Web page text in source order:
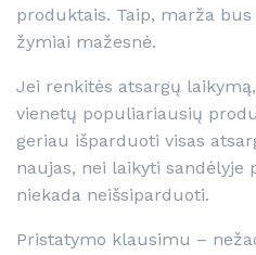
produktais. Taip, marža
žymiai mažesnė.
Jei renkitės atsargų
vienetų populiariausių
geriau išparduoti visas
naujas, nei laikyti sandėlyje
niekada neišsiparduoti.
Pristatymo klausimu –